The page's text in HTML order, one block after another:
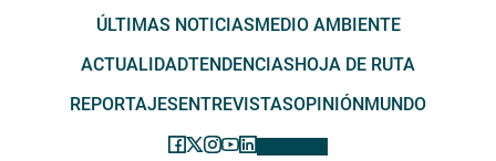
ÚLTIMAS NOTICIAS MEDIO AMBIENTE
ACTUALIDADTENDENCIAS HOJA DE RUTA
REPORTAJES ENTREVISTASOPINIÓN MUNDO